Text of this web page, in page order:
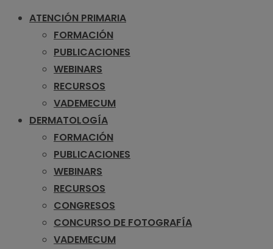
ATENCIÓN PRIMARIA
FORMACIÓN
PUBLICACIONES
WEBINARS
RECURSOS
VADEMECUM
DERMATOLOGÍA
FORMACIÓN
PUBLICACIONES
WEBINARS
RECURSOS
CONGRESOS
CONCURSO DE FOTOGRAFÍA
VADEMECUM